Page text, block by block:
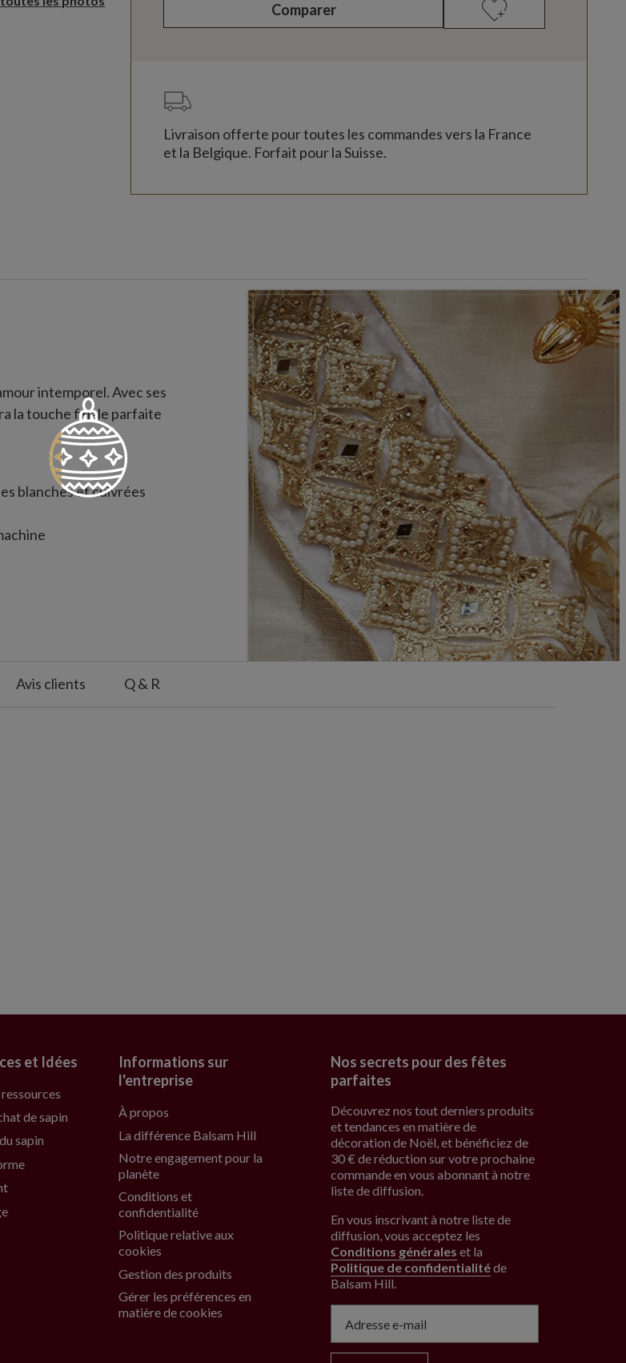
Comparer
Livraison offerte pour toutes les commandes vers la France
et la Belgique. Forfait pour la Suisse.
intemporel. Avec ses
la touche finale parfaite
blanches et cuivrées
Avis clients Q & R
et Idées
de sapin
sapin
Informations sur
l'entreprise
À propos
La différence Balsam Hill
Notre engagement pour la
planète
Conditions et
confidentialité
Politique relative aux
cookies
Gestion des produits
Gérer les préférences en
matière de cookies
Nos secrets pour des fêtes
parfaites
Découvrez nos tout derniers produits
et tendances en matière de
décoration de Noël, et bénéficiez de
30 € de réduction sur votre prochaine
commande en vous abonnant à notre
liste de diffusion.
En vous inscrivant à notre liste de
diffusion, vous acceptez les
Conditions générales et la
Politique de confidentialitéde
Balsam Hill.